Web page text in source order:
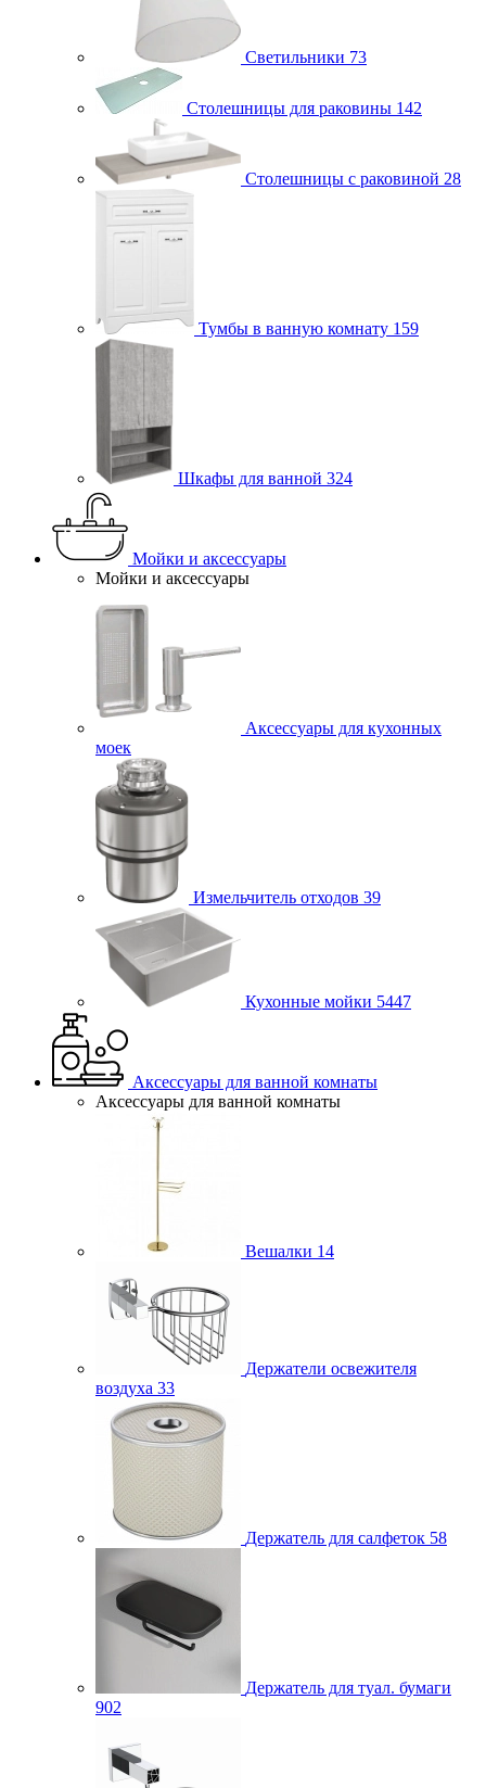
Светильники 73
Столешницы для раковины 142
Столешницы с раковиной 28
Тумбы в ванную комнату 159
Шкафы для ванной 324
Мойки и аксессуары
Мойки и аксессуары
Аксессуары для кухонных
моек
Измельчитель отходов 39
Кухонные мойки 5447
Аксессуары для ванной комнаты
Аксессуары для ванной комнаты
Вешалки 14
Держатели освежителя
воздуха 33
Держатель для салфеток 58
Держатель для туал. бумаги
902